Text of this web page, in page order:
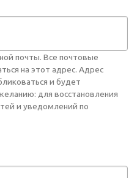
почты. Все почтовые
на этот адрес. Адрес
и будет
для восстановления
и уведомлений по